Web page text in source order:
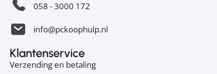
058 - 3000 172
info@pckoophulp.nl
Klantenservice
Verzending en betaling